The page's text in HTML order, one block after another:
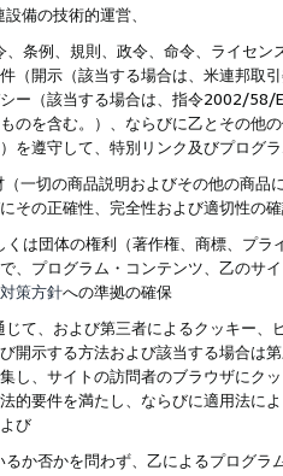
備の技術的運営、
条例、規則、政令、命令、ライセ
（開示（該当する場合は、米連邦取
ー（該当する場合は、指令2002/58/
のを含む。）、ならびに乙とその他
を遵守して、特別リンク及びプログ
一切の商品説明およびその他の商
その正確性、完全性および適切性の
は団体の権利（著作権、商標、プ
、プログラム・コンテンツ、乙のサ
策方針への準拠の確保
て、および第三者によるクッキー
開示する方法および該当する場合は
し、サイトの訪問者のブラウザにク
的要件を満たし、ならびに適用法に
び
るか否かを問わず、乙によるプログ